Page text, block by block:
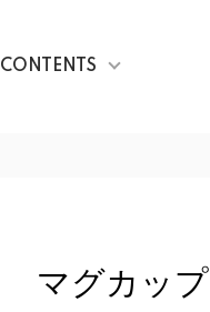
CONTENTS
マグカップ